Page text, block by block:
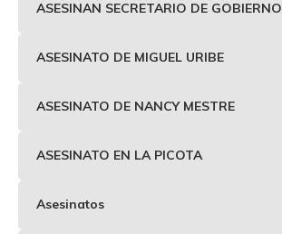
ASESINAN SECRETARIO DE GOBIERNO
ASESINATO DE MIGUEL URIBE
ASESINATO DE NANCY MESTRE
ASESINATO EN LA PICOTA
Asesinatos